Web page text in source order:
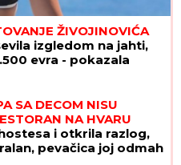
ŽIVOJINOVIĆA
izgledom na jahti,
evra - pokazala
SA DECOM NISU
NA HVARU
i otkrila razlog,
pevačica joj odmah